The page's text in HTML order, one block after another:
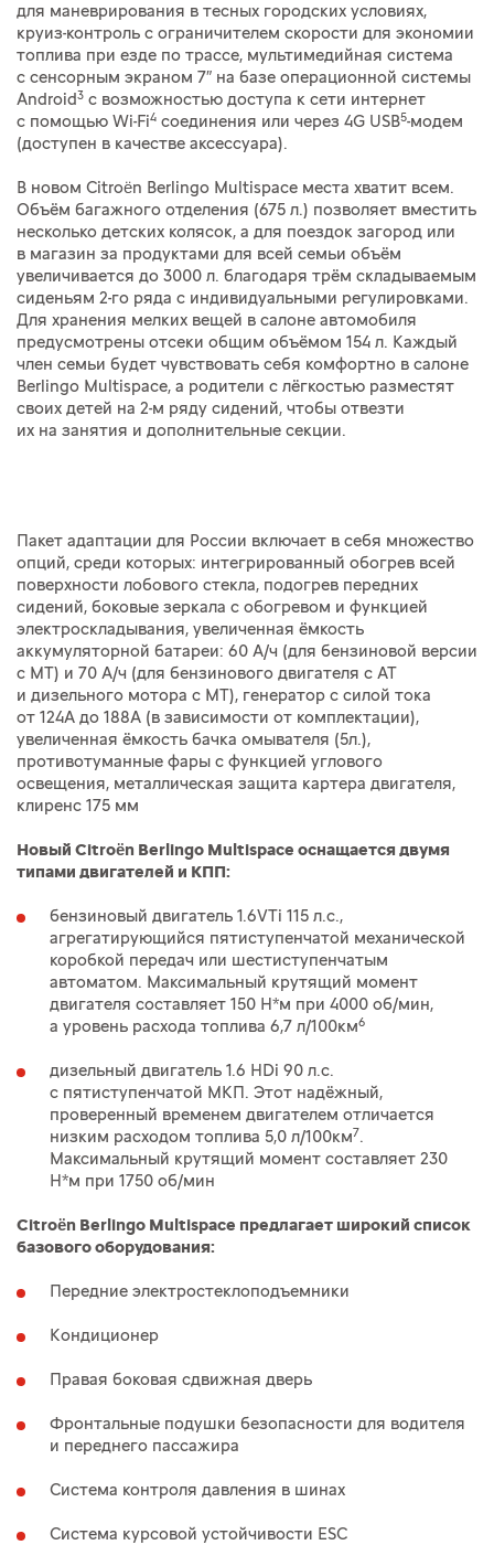
для маневрирования в тесных городских условиях,
круиз-контроль с ограничителем скорости для экономии
топлива при езде по трассе, мультимедийная система
с сенсорным экраном 7″ на базе операционной системы
Android3 c возможностью доступа к сети интернет
с помощью Wi-Fi4 соединения или через 4G USB5-модем
(доступен в качестве аксессуара).
В новом Citroën Berlingo Multispace места хватит всем.
Объём багажного отделения (675 л.) позволяет вместить
несколько детских колясок, а для поездок загород или
в магазин за продуктами для всей семьи объём
увеличивается до 3000 л. благодаря трём складываемым
сиденьям 2-го ряда с индивидуальными регулировками.
Для хранения мелких вещей в салоне автомобиля
предусмотрены отсеки общим объёмом 154 л. Каждый
член семьи будет чувствовать себя комфортно в салоне
Berlingo Multispace, а родители с лёгкостью разместят
своих детей на 2-м ряду сидений, чтобы отвезти
их на занятия и дополнительные секции.
Пакет адаптации для России включает в себя множество
опций, среди которых: интегрированный обогрев всей
поверхности лобового стекла, подогрев передних
сидений, боковые зеркала с обогревом и функцией
электроскладывания, увеличенная ёмкость
аккумуляторной батареи: 60 А/ч (для бензиновой версии
с МТ) и 70 А/ч (для бензинового двигателя с АТ
и дизельного мотора с МТ), генератор с силой тока
от 124А до 188А (в зависимости от комплектации),
увеличенная ёмкость бачка омывателя (5л.),
противотуманные фары с функцией углового
освещения, металлическая защита картера двигателя,
клиренс 175 мм
Новый Citroën Berlingo Multispace оснащается двумя
типами двигателей и КПП:
бензиновый двигатель 1.6VTi 115 л.с.,
агрегатирующийся пятиступенчатой механической
коробкой передач или шестиступенчатым
автоматом. Максимальный крутящий момент
двигателя составляет 150 Н*м при 4000 об/мин,
а уровень расхода топлива 6,7 л/100км6
дизельный двигатель 1.6 HDi 90 л.с.
с пятиступенчатой МКП. Этот надёжный,
проверенный временем двигателем отличается
низким расходом топлива 5,0 л/100км7.
Максимальный крутящий момент составляет 230
Н*м при 1750 об/мин
Citroën Berlingo Multispace предлагает широкий список
базового оборудования:
Передние электростеклоподъемники
Кондиционер
Правая боковая сдвижная дверь
Фронтальные подушки безопасности для водителя
и переднего пассажира
Система контроля давления в шинах
Система курсовой устойчивости ESC